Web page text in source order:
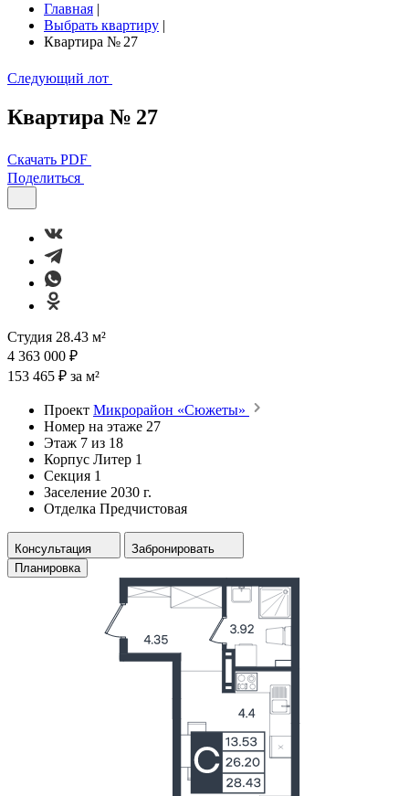
Главная |
Выбрать квартиру |
Квартира № 27
Следующий лот
Квартира № 27
Скачать PDF
Поделиться
Студия 28.43 м²
4 363 000 ₽
153 465 ₽ за м²
Проект Микрорайон «Сюжеты»
Номер на этаже 27
Этаж 7 из 18
Корпус Литер 1
Секция 1
Заселение 2030 г.
Отделка Предчистовая
Консультация
Забронировать
Планировка